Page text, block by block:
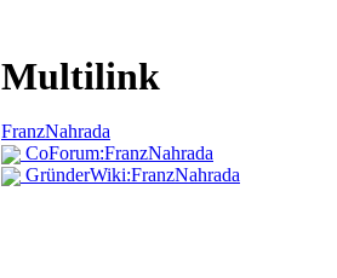
Multilink
FranzNahrada
CoForum:FranzNahrada
GründerWiki:FranzNahrada